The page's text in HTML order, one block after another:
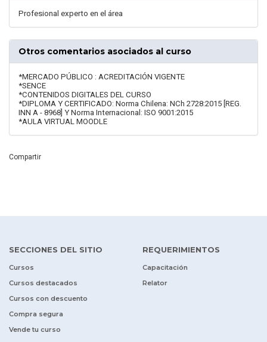
Profesional experto en el área
Otros comentarios asociados al curso
*MERCADO PÚBLICO : ACREDITACIÓN VIGENTE
*SENCE
*CONTENIDOS DIGITALES DEL CURSO
*DIPLOMA Y CERTIFICADO: Norma Chilena: NCh 2728:2015 [REG.
INN A - 8968] Y Norma Internacional: ISO 9001:2015
*AULA VIRTUAL MOODLE
Compartir
SECCIONES DEL SITIO
Cursos
Cursos destacados
Cursos con descuento
Compra segura
Vende tu curso
REQUERIMIENTOS
Capacitación
Relator